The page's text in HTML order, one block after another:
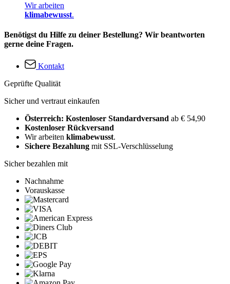
Wir arbeiten
klimabewusst.
Benötigst du Hilfe zu deiner Bestellung? Wir beantworten
gerne deine Fragen.
Kontakt
Geprüfte Qualität
Sicher und vertraut einkaufen
Österreich: Kostenloser Standardversand ab € 54,90
Kostenloser Rückversand
Wir arbeiten klimabewusst.
Sichere Bezahlung mit SSL-Verschlüsselung
Sicher bezahlen mit
Nachnahme
Vorauskasse